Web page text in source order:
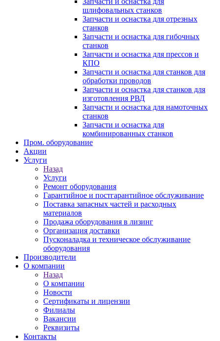
шлифовальных станков
Запчасти и оснастка для отрезных
станков
Запчасти и оснастка для гибочных
станков
Запчасти и оснастка для прессов и
КПО
Запчасти и оснастка для станков для
обработки проводов
Запчасти и оснастка для станков для
изготовления РВД
Запчасти и оснастка для намоточных
станков
Запчасти и оснастка для
комбинированных станков
Пром. оборудование
Акции
Услуги
Назад
Услуги
Ремонт оборудования
Гарантийное и постгарантийное обслуживание
Поставка запасных частей и расходных
материалов
Продажа оборудования в лизинг
Организация доставки
Пусконаладка и техническое обслуживание
оборудования
Производители
О компании
Назад
О компании
Новости
Сертификаты и лицензии
Филиалы
Вакансии
Реквизиты
Контакты